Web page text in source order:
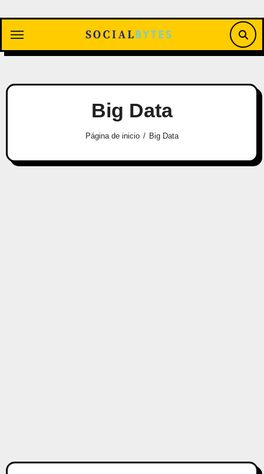
contenido
Big Data
Página de inicio Big Data